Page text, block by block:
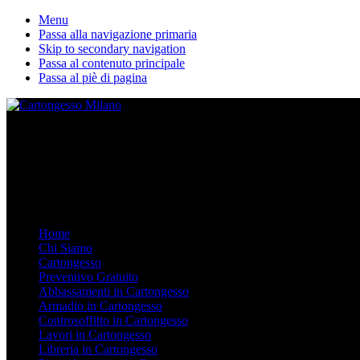
Menu
Passa alla navigazione primaria
Skip to secondary navigation
Passa al contenuto principale
Passa al piè di pagina
Home
Chi Siamo
Cartongesso
Preventivo Gratuito
Abbassamenti in Cartongesso
Armadio in Cartongesso
Controsoffitto in Cartongesso
Lavori in Cartongesso
Libreria in Cartongesso